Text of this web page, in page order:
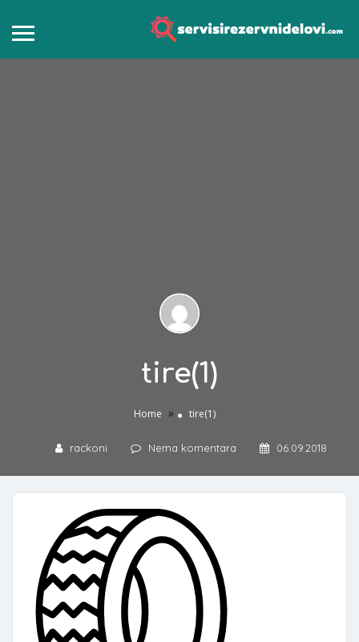
tire(1)
Home » tire(1)
rackoni Nema komentara 06.09.2018